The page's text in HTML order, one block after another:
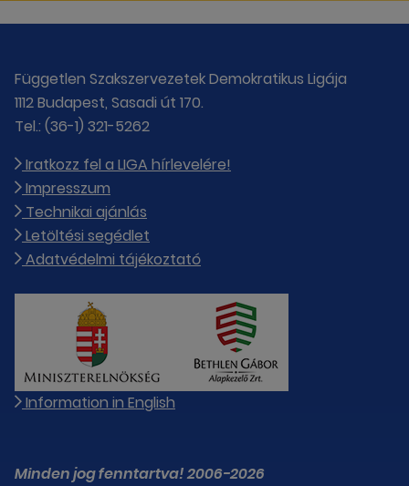
Független Szakszervezetek Demokratikus Ligája
1112 Budapest, Sasadi út 170.
Tel.: (36-1) 321-5262
Iratkozz fel a LIGA hírlevelére!
Impresszum
Technikai ajánlás
Letöltési segédlet
Adatvédelmi tájékoztató
Information in English
Minden jog fenntartva! 2006-2026